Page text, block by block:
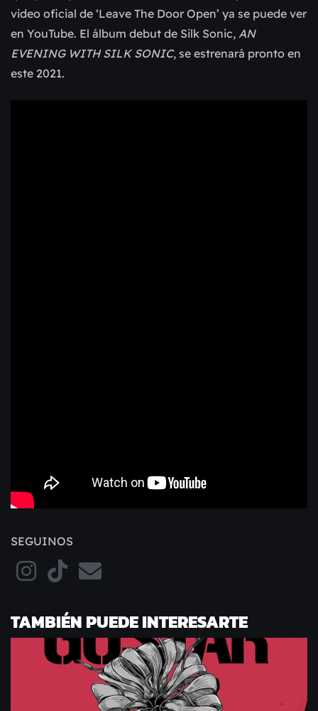
video oficial de ‘Leave The Door Open’ ya se puede ver
en YouTube. El álbum debut de Silk Sonic, AN
EVENING WITH SILK SONIC, se estrenará pronto en
este 2021.
SEGUINOS
TAMBIÉN PUEDE INTERESARTE